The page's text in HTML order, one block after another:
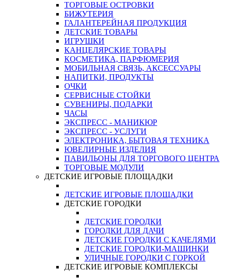
ТОРГОВЫЕ ОСТРОВКИ
БИЖУТЕРИЯ
ГАЛАНТЕРЕЙНАЯ ПРОДУКЦИЯ
ДЕТСКИЕ ТОВАРЫ
ИГРУШКИ
КАНЦЕЛЯРСКИЕ ТОВАРЫ
КОСМЕТИКА, ПАРФЮМЕРИЯ
МОБИЛЬНАЯ СВЯЗЬ, АКСЕССУАРЫ
НАПИТКИ, ПРОДУКТЫ
ОЧКИ
СЕРВИСНЫЕ СТОЙКИ
СУВЕНИРЫ, ПОДАРКИ
ЧАСЫ
ЭКСПРЕСС - МАНИКЮР
ЭКСПРЕСС - УСЛУГИ
ЭЛЕКТРОНИКА, БЫТОВАЯ ТЕХНИКА
ЮВЕЛИРНЫЕ ИЗДЕЛИЯ
ПАВИЛЬОНЫ ДЛЯ ТОРГОВОГО ЦЕНТРА
ТОРГОВЫЕ МОДУЛИ
ДЕТСКИЕ ИГРОВЫЕ ПЛОЩАДКИ
ДЕТСКИЕ ИГРОВЫЕ ПЛОЩАДКИ
ДЕТСКИЕ ГОРОДКИ
ДЕТСКИЕ ГОРОДКИ
ГОРОДКИ ДЛЯ ДАЧИ
ДЕТСКИЕ ГОРОДКИ С КАЧЕЛЯМИ
ДЕТСКИЕ ГОРОДКИ-МАШИНКИ
УЛИЧНЫЕ ГОРОДКИ С ГОРКОЙ
ДЕТСКИЕ ИГРОВЫЕ КОМПЛЕКСЫ